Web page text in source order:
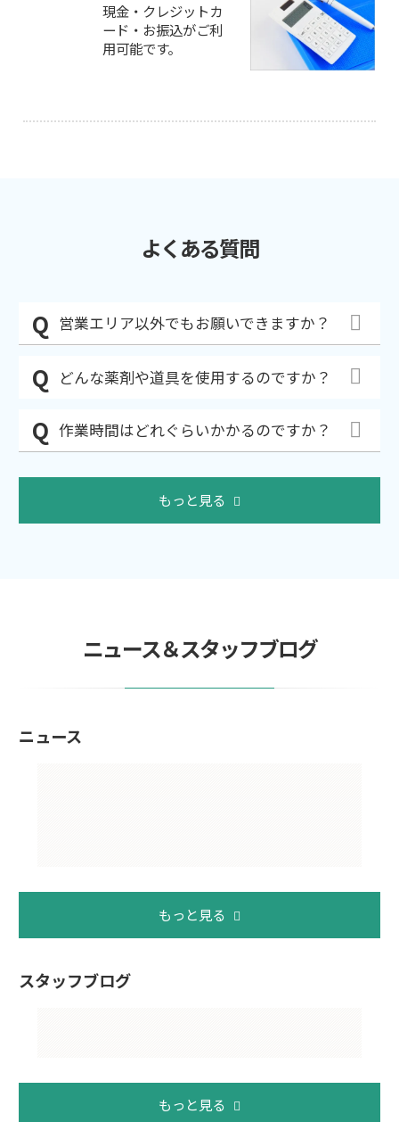
現金・クレジットカ
ード・お振込がご利
用可能です。
よくある質問
営業エリア以外でもお願いできますか？
どんな薬剤や道具を使用するのですか？
作業時間はどれぐらいかかるのですか？
もっと見る
ニュース＆スタッフブログ
ニュース
もっと見る
スタッフブログ
もっと見る